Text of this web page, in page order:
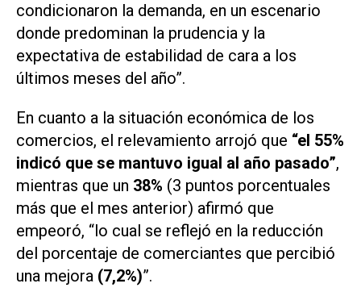
condicionaron la demanda, en un escenario
donde predominan la prudencia y la
expectativa de estabilidad de cara a los
últimos meses del año”.
En cuanto a la situación económica de los
comercios, el relevamiento arrojó que “el 55%
indicó que se mantuvo igual al año pasado”,
mientras que un 38% (3 puntos porcentuales
más que el mes anterior) afirmó que
empeoró, “lo cual se reflejó en la reducción
del porcentaje de comerciantes que percibió
una mejora (7,2%)”.